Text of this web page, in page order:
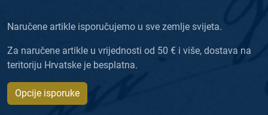
Naručene artikle isporučujemo u sve zemlje svijeta.
Za naručene artikle u vrijednosti od 50 € i više, dostava na
teritoriju Hrvatske je besplatna.
Opcije isporuke